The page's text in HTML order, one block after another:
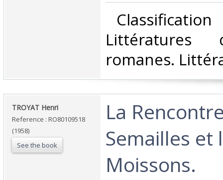
Littératures
romanes.
‎TROYAT Henri‎
Reference : RO80109518
(1958)
See the book
‎La
Semailles et
Moissons.‎